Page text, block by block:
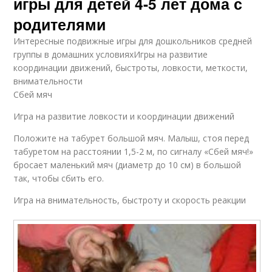
родителями
Интересные подвижные игры для дошкольников средней
группы в домашних условияхИгры на развитие
координации движений, быстроты, ловкости, меткости,
внимательности
Сбей мяч
Игра на развитие ловкости и координации движений
Положите на табурет большой мяч. Малыш, стоя перед
табуретом на расстоянии 1,5-2 м, по сигналу «Сбей мяч!»
бросает маленький мяч (диаметр до 10 см) в большой
так, чтобы сбить его.
Игра на внимательность, быстроту и скорость реакции